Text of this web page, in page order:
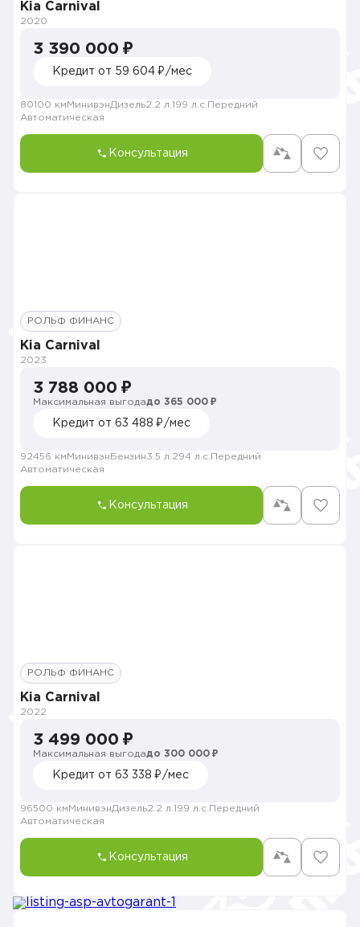
Kia Carnival
2020
3 390 000 ₽
Кредит от 59 604 ₽/мес
80100 км МинивэнДизель2.2 л. 199 л.с. Передний
Автоматическая
Консультация
РОЛЬФ ФИНАНС
Kia Carnival
2023
3 788 000 ₽
Максимальная выгодадо 365 000 ₽
Кредит от 63 488 ₽/мес
92456 км Минивэн Бензин3.5 л. 294 л.с. Передний
Автоматическая
Консультация
РОЛЬФ ФИНАНС
Kia Carnival
2022
3 499 000 ₽
Максимальная выгодадо 300 000 ₽
Кредит от 63 338 ₽/мес
96500 км МинивэнДизель2.2 л. 199 л.с. Передний
Автоматическая
Консультация